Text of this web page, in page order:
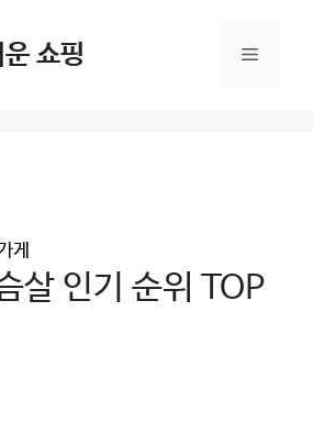
쇼핑 Menu
게
살 인기 순위 TOP